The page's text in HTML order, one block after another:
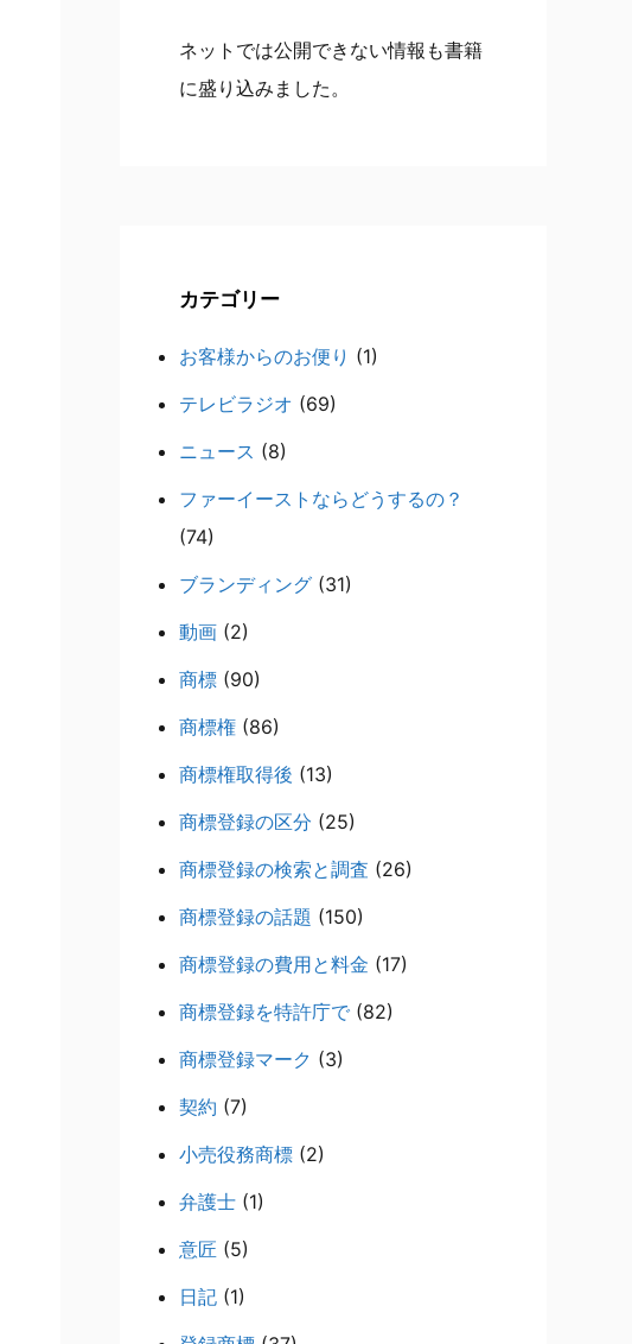
ネットでは公開できない情報も書籍
に盛り込みました。
カテゴリー
お客様からのお便り (1)
テレビラジオ (69)
ニュース (8)
ファーイーストならどうするの？
(74)
ブランディング (31)
動画 (2)
商標 (90)
商標権 (86)
商標権取得後 (13)
商標登録の区分 (25)
商標登録の検索と調査 (26)
商標登録の話題 (150)
商標登録の費用と料金 (17)
商標登録を特許庁で (82)
商標登録マーク (3)
契約 (7)
小売役務商標 (2)
弁護士 (1)
意匠 (5)
日記 (1)